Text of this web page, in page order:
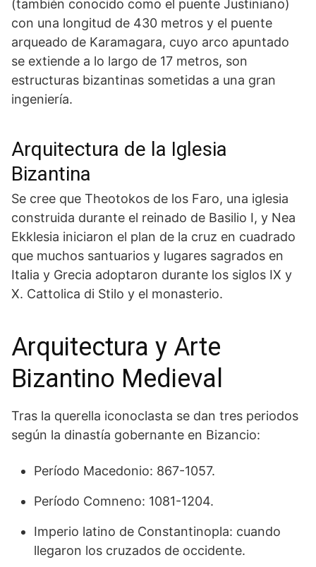
(también conocido como el puente Justiniano)
con una longitud de 430 metros y el puente
arqueado de Karamagara, cuyo arco apuntado
se extiende a lo largo de 17 metros, son
estructuras bizantinas sometidas a una gran
ingeniería.
Arquitectura de la Iglesia
Bizantina
Se cree que Theotokos de los Faro, una iglesia
construida durante el reinado de Basilio I, y Nea
Ekklesia iniciaron el plan de la cruz en cuadrado
que muchos santuarios y lugares sagrados en
Italia y Grecia adoptaron durante los siglos IX y
X. Cattolica di Stilo y el monasterio.
Arquitectura y Arte
Bizantino Medieval
Tras la querella iconoclasta se dan tres periodos
según la dinastía gobernante en Bizancio:
Período Macedonio: 867-1057.
Período Comneno: 1081-1204.
Imperio latino de Constantinopla: cuando
llegaron los cruzados de occidente.